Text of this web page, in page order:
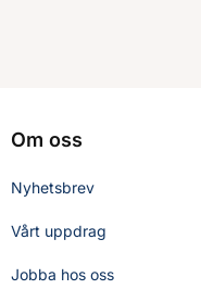
Om oss
Nyhetsbrev
Vårt uppdrag
Jobba hos oss